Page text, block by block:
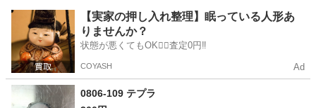
福島 会津若松市 OA用品 テプラ
【実家の押し入れ整理】眠っている人形あ
りませんか？
状態が悪くてもOK🙆‍♀️査定0円‼️
COYASH Ad
0806-109 テプラ